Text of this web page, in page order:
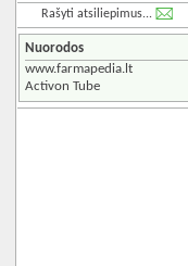
Rašyti atsiliepimus...
Nuorodos
www.farmapedia.lt
Activon Tube